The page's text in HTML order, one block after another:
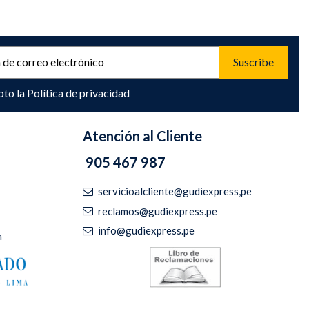
la Política de privacidad
Atención al Cliente
905 467 987
servicioalcliente@gudiexpress,pe
reclamos@gudiexpress.pe
info@gudiexpress.pe